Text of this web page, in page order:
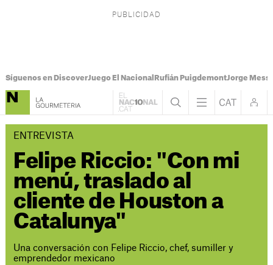
Síguenos en DiscoverJuego El Nacional Rufián PuigdemontJorge Messi
ENTREVISTA
Felipe Riccio: "Con mi
menú, traslado al
cliente de Houston a
Catalunya"
Una conversación con Felipe Riccio, chef, sumiller y
emprendedor mexicano